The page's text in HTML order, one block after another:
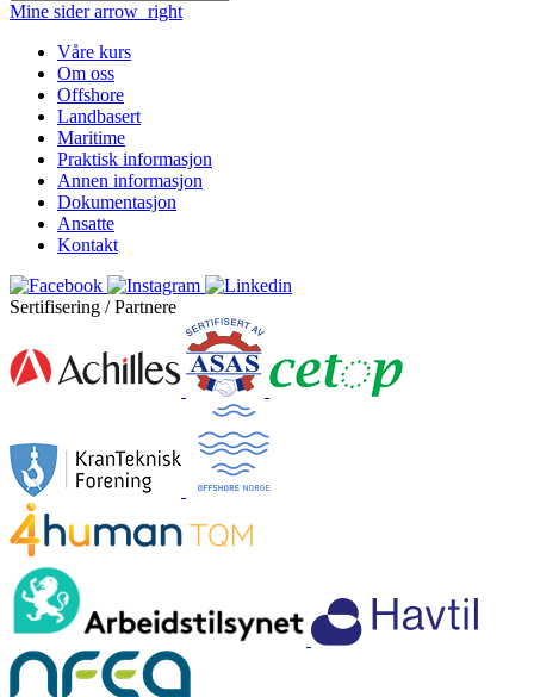
Mine sider arrow_right
Våre kurs
Om oss
Offshore
Landbasert
Maritime
Praktisk informasjon
Annen informasjon
Dokumentasjon
Ansatte
Kontakt
Sertifisering / Partnere